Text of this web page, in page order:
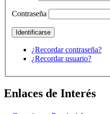
Contraseña
¿Recordar contraseña?
¿Recordar usuario?
Enlaces de Interés